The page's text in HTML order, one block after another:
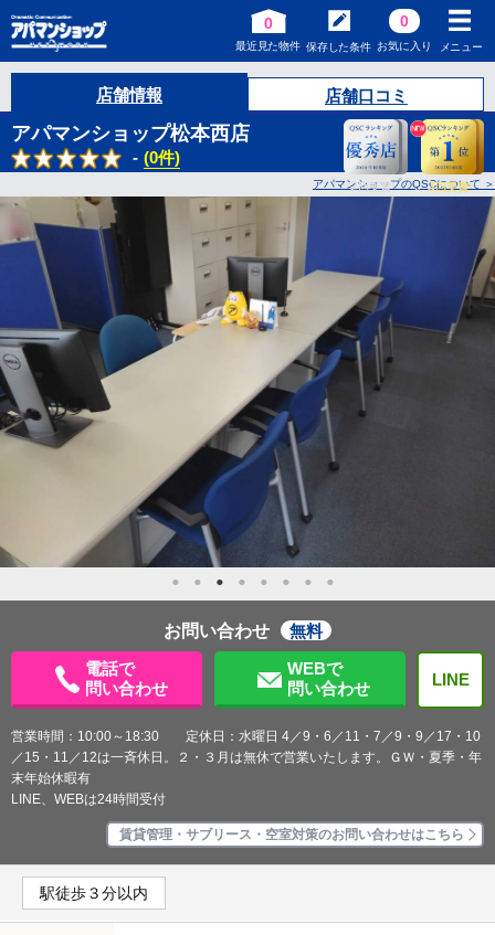
0
最近見た物件 保存した条件
0
お気に入り メニュー
店舗情報 店舗口コミ
アパマンショップ松本西店
- (0件)
2回受賞! 3回受賞!
アパマンショップのQSCについて
お問い合わせ
無料
電話で
問い合わせ
WEBで
問い合わせ
LINE
営業時間：10:00～18:30 定休日：水曜日 4／9・6／11・7／9・9／17・10
／15・11／12は一斉休日。２・３月は無休で営業いたします。ＧＷ・夏季・年
末年始休暇有
LINE、WEBは24時間受付
賃貸管理・サブリース・空室対策のお問い合わせはこちら
駅徒歩３分以内